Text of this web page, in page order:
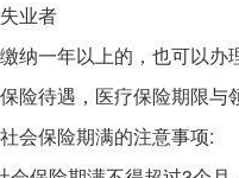
业者
纳一年以上的，也可以办
险待遇，医疗保险期限与
会保险期满的注意事项: